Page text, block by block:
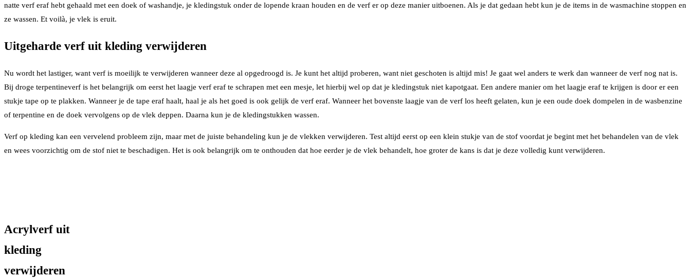
natte verf eraf hebt gehaald met een doek of washandje, je kledingstuk onder de lopende kraan houden en de verf er op deze manier uitboenen. Als je dat gedaan hebt kun je de items in de wasmachine stoppen en
ze wassen. Et voilà, je vlek is eruit.
Uitgeharde verf uit kleding verwijderen
Nu wordt het lastiger, want verf is moeilijk te verwijderen wanneer deze al opgedroogd is. Je kunt het altijd proberen, want niet geschoten is altijd mis! Je gaat wel anders te werk dan wanneer de verf nog nat is.
Bij droge terpentineverf is het belangrijk om eerst het laagje verf eraf te schrapen met een mesje, let hierbij wel op dat je kledingstuk niet kapotgaat. Een andere manier om het laagje eraf te krijgen is door er een
stukje tape op te plakken. Wanneer je de tape eraf haalt, haal je als het goed is ook gelijk de verf eraf. Wanneer het bovenste laagje van de verf los heeft gelaten, kun je een oude doek dompelen in de wasbenzine
of terpentine en de doek vervolgens op de vlek deppen. Daarna kun je de kledingstukken wassen.
Verf op kleding kan een vervelend probleem zijn, maar met de juiste behandeling kun je de vlekken verwijderen. Test altijd eerst op een klein stukje van de stof voordat je begint met het behandelen van de vlek
en wees voorzichtig om de stof niet te beschadigen. Het is ook belangrijk om te onthouden dat hoe eerder je de vlek behandelt, hoe groter de kans is dat je deze volledig kunt verwijderen.
Acrylverf uit
kleding
verwijderen